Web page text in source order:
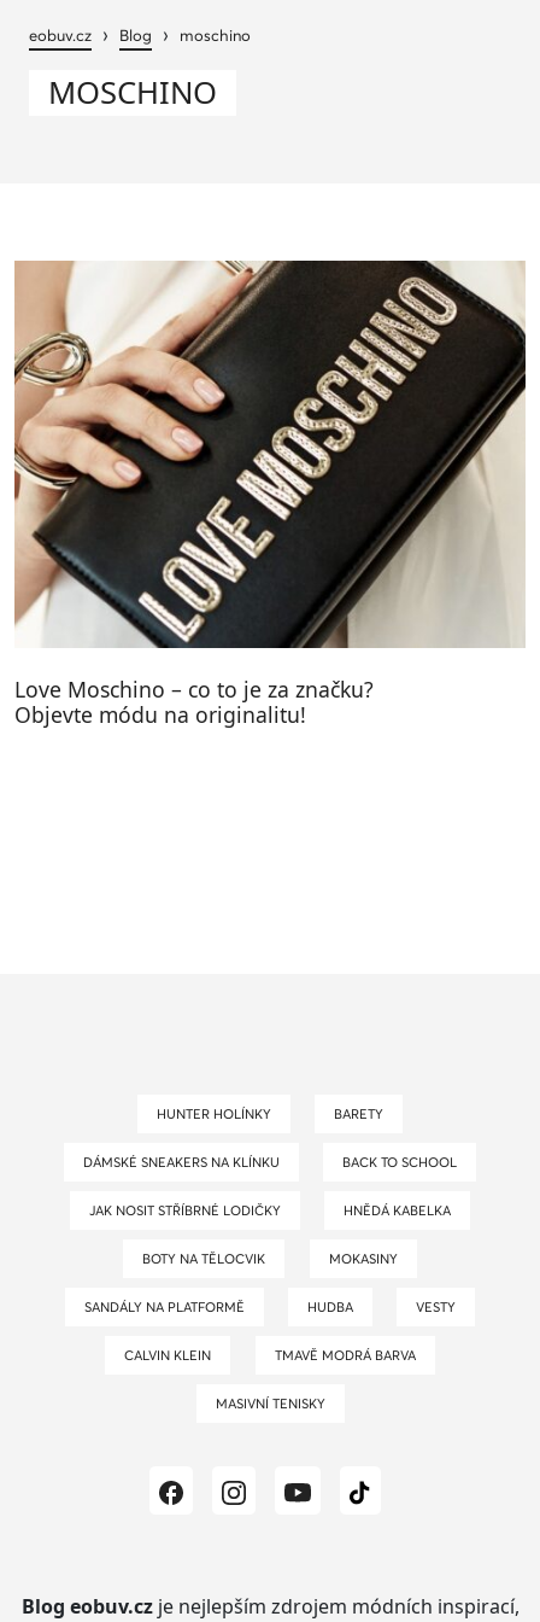
eobuv.cz › Blog › moschino
MOSCHINO
Love Moschino – co to je za značku?
Objevte módu na originalitu!
HUNTER HOLÍNKY BARETY
DÁMSKÉ SNEAKERS NA KLÍNKU BACK TO SCHOOL
JAK NOSIT STŘÍBRNÉ LODIČKY HNĚDÁ KABELKA
BOTY NA TĚLOCVIK MOKASINY
SANDÁLY NA PLATFORMĚ HUDBA VESTY
CALVIN KLEIN TMAVĚ MODRÁ BARVA
MASIVNÍ TENISKY
Blog eobuv.czje nejlepším zdrojem módních inspirací,